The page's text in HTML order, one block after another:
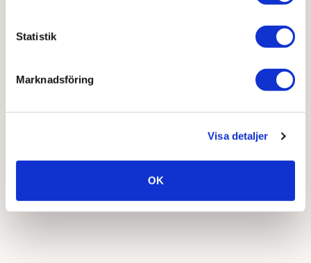
Statistik
Marknadsföring
Visa detaljer
OK